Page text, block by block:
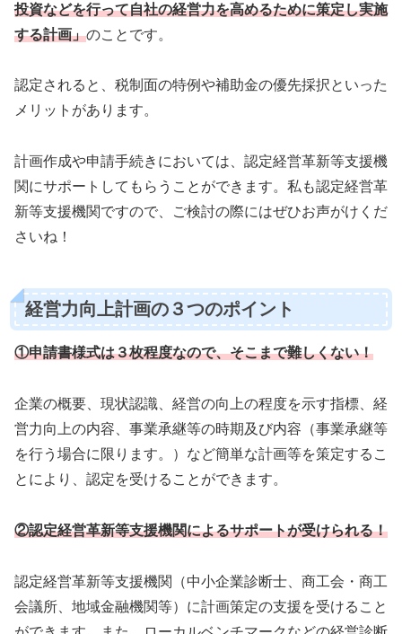
投資などを行って自社の経営力を高めるために策定し実施
する計画」のことです。
認定されると、税制面の特例や補助金の優先採択といった
メリットがあります。
計画作成や申請手続きにおいては、認定経営革新等支援機
関にサポートしてもらうことができます。私も認定経営革
新等支援機関ですので、ご検討の際にはぜひお声がけくだ
さいね！
経営力向上計画の３つのポイント
①申請書様式は３枚程度なので、そこまで難しくない！
企業の概要、現状認識、経営の向上の程度を示す指標、経
営力向上の内容、事業承継等の時期及び内容（事業承継等
を行う場合に限ります。）など簡単な計画等を策定するこ
とにより、認定を受けることができます。
②認定経営革新等支援機関によるサポートが受けられる！
認定経営革新等支援機関（中小企業診断士、商工会・商工
会議所、地域金融機関等）に計画策定の支援を受けること